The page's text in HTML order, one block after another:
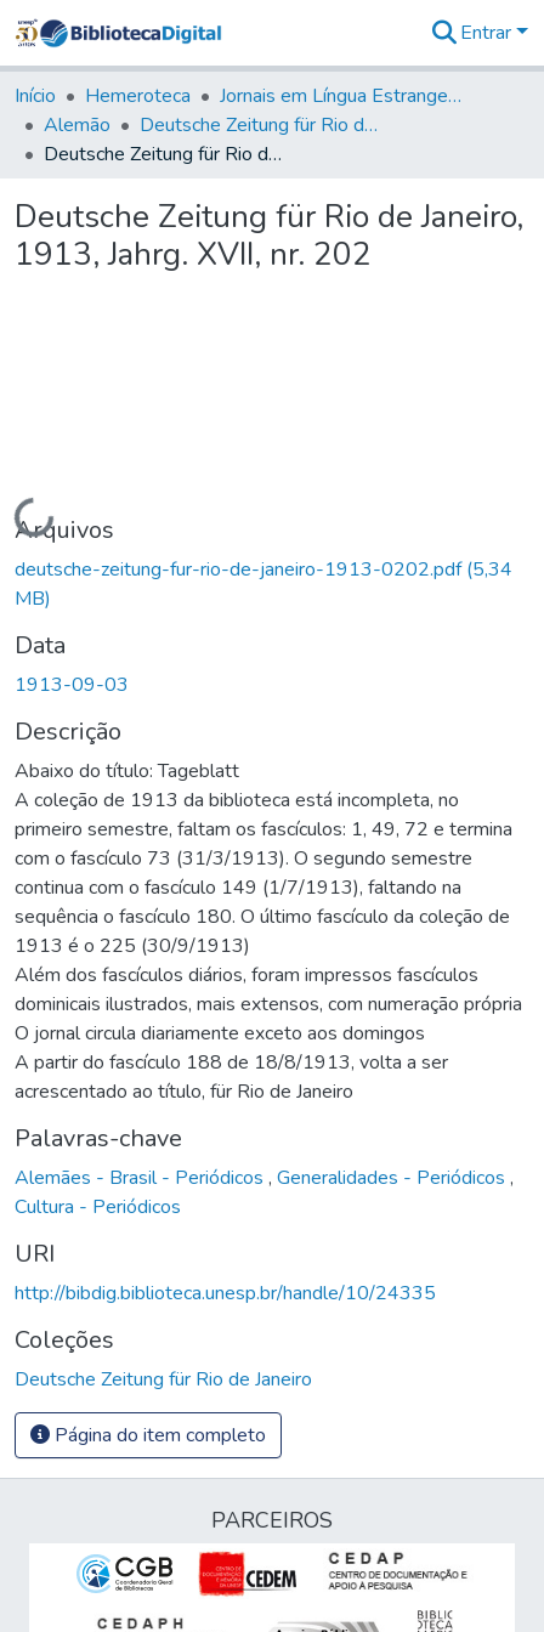
&
Coleções
Tudo na
Biblioteca
Estatísticas
Entrar
Início Hemeroteca
Jornais em Língua Estrangeira
Alemão
Deutsche Zeitung für Rio de Janeiro
Deutsche Zeitung für Rio de Janeiro, 1913, Jahrg. XVII, nr. 202
Deutsche Zeitung für Rio de Janeiro,
1913, Jahrg. XVII, nr. 202
Carregando...
Arquivos
deutsche-zeitung-fur-rio-de-janeiro-1913-0202.pdf(5,34
MB)
Data
1913-09-03
Descrição
Abaixo do título: Tageblatt
A coleção de 1913 da biblioteca está incompleta, no
primeiro semestre, faltam os fascículos: 1, 49, 72 e termina
com o fascículo 73 (31/3/1913). O segundo semestre
continua com o fascículo 149 (1/7/1913), faltando na
sequência o fascículo 180. O último fascículo da coleção de
1913 é o 225 (30/9/1913)
Além dos fascículos diários, foram impressos fascículos
dominicais ilustrados, mais extensos, com numeração própria
O jornal circula diariamente exceto aos domingos
A partir do fascículo 188 de 18/8/1913, volta a ser
acrescentado ao título, für Rio de Janeiro
Palavras-chave
Alemães - Brasil - Periódicos , Generalidades - Periódicos ,
Cultura - Periódicos
URI
http://bibdig.biblioteca.unesp.br/handle/10/24335
Coleções
Deutsche Zeitung für Rio de Janeiro
Página do item completo
PARCEIROS